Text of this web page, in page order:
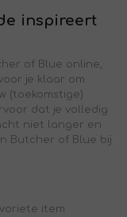
inspireert
of Blue online,
je klaar om
(toekomstige)
dat je volledig
niet langer en
Butcher of Blue bij
item